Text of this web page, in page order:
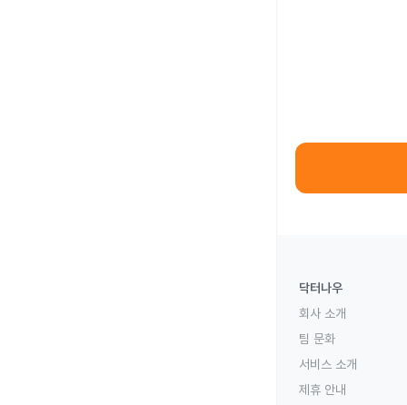
닥터나우
회사 소개
팀 문화
서비스 소개
제휴 안내